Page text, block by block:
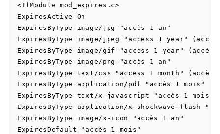
<IfModule mod_expires.c>
ExpiresActive On
ExpiresByType image/jpg "accès 1 an"
ExpiresByType image/jpeg "access 1 year"
ExpiresByType image/gif "access 1 year" (accès
ExpiresByType image/png "accès 1 an"
ExpiresByType text/css "access 1 month" (accès
ExpiresByType application/pdf "accès 1 mois"
ExpiresByType text/x-javascript "accès 1 mois"
ExpiresByType application/x-shockwave-flash
ExpiresByType image/x-icon "accès 1 an"
ExpiresDefault "accès 1 mois"